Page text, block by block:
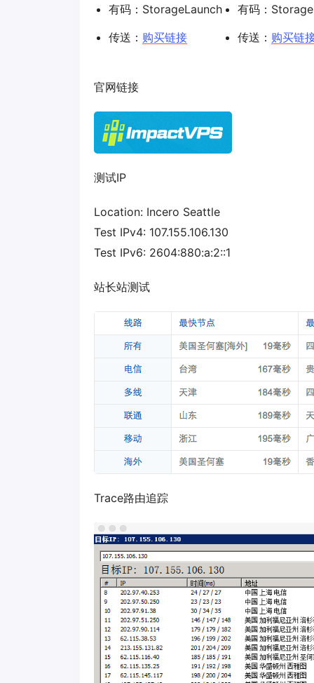
有码：StorageLaunch
传送： 购买链接
有码：
传送： 购买链
官网链接
测试IP
Location: Incero Seattle
Test IPv4: 107.155.106.130
Test IPv6: 2604:880:a:2::1
站长站测试
Trace路由追踪